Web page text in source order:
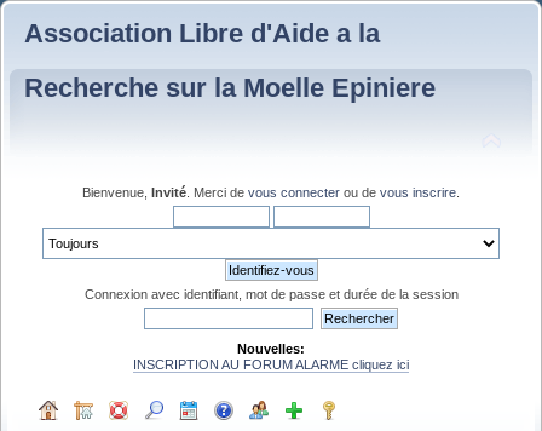
Association Libre d'Aide a la
Recherche sur la Moelle Epiniere
Bienvenue, Invité . Merci de vous connecter ou de vous inscrire
Connexion avec identifiant, mot de passe et durée de la session
Nouvelles:
INSCRIPTION AU FORUM ALARME cliquez ici